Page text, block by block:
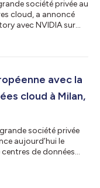
société privée au
cloud, a annoncé
avec NVIDIA sur
validée combine
au sein d’uneavec la
cloud à Milan,
société privée
aujourd’hui le
de données